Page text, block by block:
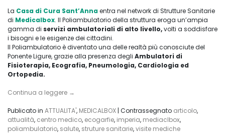
arriva
ad
Imperia:
prenota
visite
specialistiche
ed
ecografie
la
di
Cura
Sant’Anna
La Casa di Cura Sant’Annaentra nel network di Strutture Sanitarie
di Medicalbox. Il Poliambulatorio della struttura eroga un’ampia
gamma di servizi ambulatoriali di alto livello,volti a soddisfare
i bisogni e le esigenze dei cittadini.
Il Poliambulatorio è diventato una delle realtà più conosciute del
Ponente Ligure, grazie alla presenza degli Ambulatori di
Fisioterapia, Ecografia, Pneumologia, Cardiologia ed
Ortopedia.
Continua a leggere →
Publicato in ATTUALITA', MEDICALBOX Contrassegnato articolo,
attualità, centro medico, ecogarfie, imperia, mediaclbox,
poliambulatorio, salute, struture sanitarie,visite mediche